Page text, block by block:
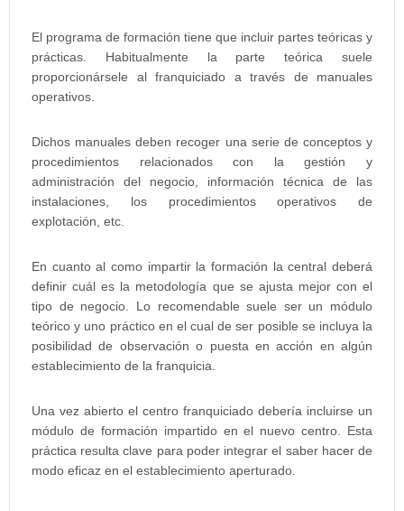
El programa de formación tiene que incluir partes teóricas y
prácticas. Habitualmente la parte teórica suele
proporcionársele al franquiciado a través de manuales
operativos.
Dichos manuales deben recoger una serie de conceptos y
procedimientos relacionados con la gestión y
administración del negocio, información técnica de las
instalaciones, los procedimientos operativos de
explotación, etc.
En cuanto al como impartir la formación la central deberá
definir cuál es la metodología que se ajusta mejor con el
tipo de negocio. Lo recomendable suele ser un módulo
teórico y uno práctico en el cual de ser posible se incluya la
posibilidad de observación o puesta en acción en algún
establecimiento de la franquicia.
Una vez abierto el centro franquiciado debería incluirse un
módulo de formación impartido en el nuevo centro. Esta
práctica resulta clave para poder integrar el saber hacer de
modo eficaz en el establecimiento aperturado.